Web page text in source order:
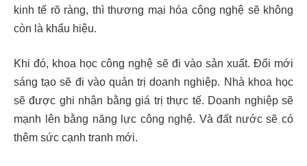
kinh tế rõ ràng, thì thương mại hóa công nghệ sẽ không
còn là khẩu hiệu.
Khi đó, khoa học công nghệ sẽ đi vào sản xuất. Đổi mới
sáng tạo sẽ đi vào quản trị doanh nghiệp. Nhà khoa học
sẽ được ghi nhận bằng giá trị thực tế. Doanh nghiệp sẽ
mạnh lên bằng năng lực công nghệ. Và đất nước sẽ có
thêm sức cạnh tranh mới.